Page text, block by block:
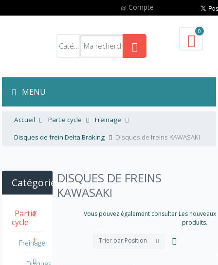
Compte
0
MENU
Accueil Partie cycle
Freinage
Disques de frein Delta Braking
Disques de freins KAWASAKI
DISQUES DE FREINS
KAWASAKI
Vous pouvez également consulter Les nouveaux
produits..
Trier par:Position
Catégories
Partie
cycle
Freinage